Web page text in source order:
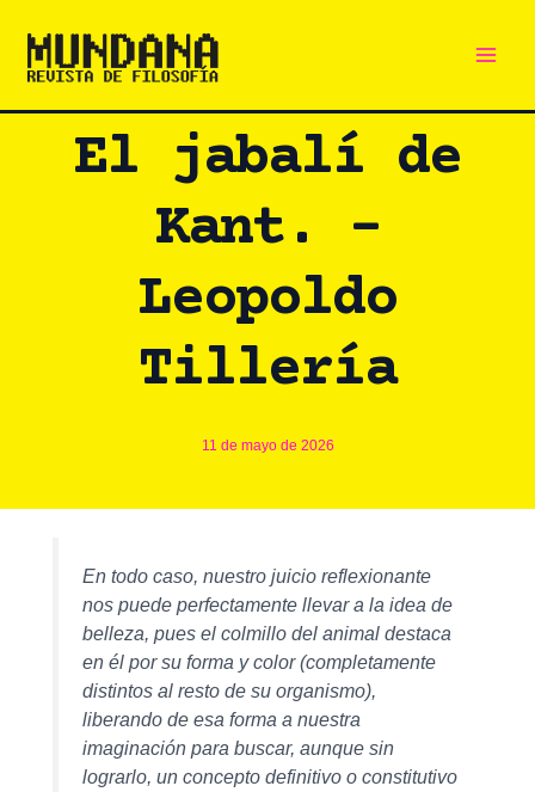
al
El jabalí de
Kant. –
Leopoldo
Tillería
11 de mayo de 2026
En todo caso, nuestro juicio reflexionante
nos puede perfectamente llevar a la idea de
belleza, pues el colmillo del animal destaca
en él por su forma y color (completamente
distintos al resto de su organismo),
liberando de esa forma a nuestra
imaginación para buscar, aunque sin
lograrlo, un concepto definitivo o constitutivo